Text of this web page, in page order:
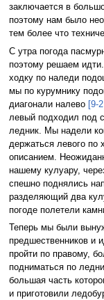
заключается в
поэтому нам было
тем более что
С утра погода
поэтому решаем
ходку по наледи
мы по курумнику
диагонали налево [9-2
левый подходил под
ледник. Мы надели
держаться левого по
описанием.
нашему кулуару,
спешно поднялись
разделяющий два
погоде полетели
Теперь мы были
предшественников и
пройти по правому,
подниматься по
большая часть
и приготовили